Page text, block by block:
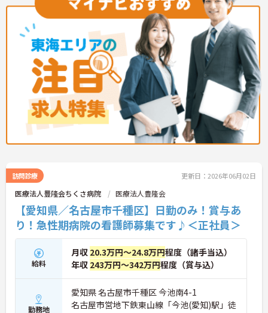
訪問診療 更新日：2026年06月02日
医療法人豊隆会ちくさ病院 医療法人豊隆会
【愛知県／名古屋市千種区】日勤のみ！賞与あ
り！急性期病院の看護師募集です♪＜正社員＞
給料
月収 20.3万円～24.8万円程度（諸手当込）
年収 243万円～342万円程度（賞与込）
勤務地
愛知県 名古屋市千種区 今池南4-1
名古屋市営地下鉄東山線「今池(愛知)駅」徒